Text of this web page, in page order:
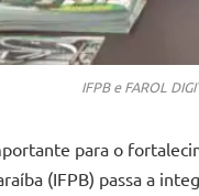
IFPB e FAROL
para o
(IFPB) passa a